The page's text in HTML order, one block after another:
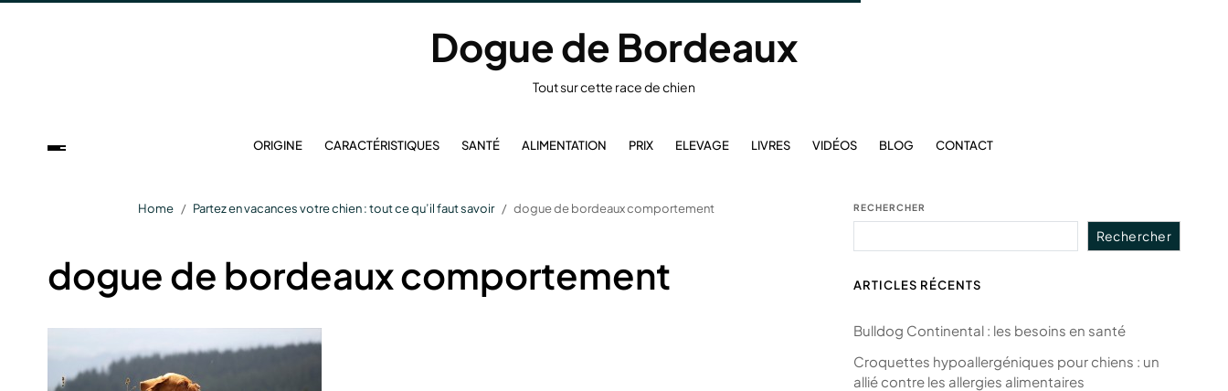
Dogue de Bordeaux
Tout sur cette race de chien
ORIGINE CARACTÉRISTIQUES SANTÉ ALIMENTATION PRIX ELEVAGE LIVRES VIDÉOS BLOG CONTACT
Home Partez en vacances votre chien : tout ce qu’il faut savoir dogue de bordeaux comportement
dogue de bordeaux comportement
RECHERCHER
Rechercher
ARTICLES RÉCENTS
Bulldog Continental : les besoins en santé
Croquettes hypoallergéniques pour chiens : un
allié contre les allergies alimentaires